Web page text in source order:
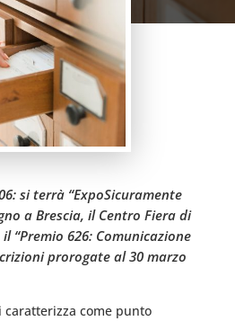
si terrà “ExpoSicuramente
a Brescia, il Centro Fiera di
“Premio 626: Comunicazione
prorogate al 30 marzo
caratterizza come punto